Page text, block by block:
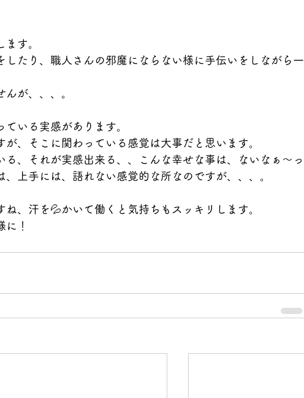
ます。
したり、職人さんの邪魔にならない様に手伝いをしながら一
が、、、。
いる実感があります。
、そこに関わっている感覚は大事だと思います。
る、それが実感出来る、、こんな幸せな事は、ないなぁ〜っ
上手には、語れない感覚的な所なのですが、、、。
、汗を💦かいて働くと気持ちもスッキリします。
！